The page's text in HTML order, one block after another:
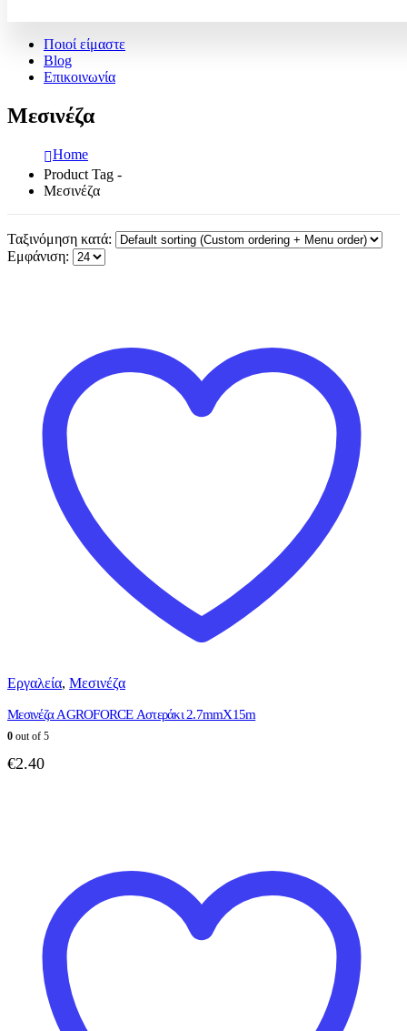
Ποιοί είμαστε
Blog
Επικοινωνία
Μεσινέζα
Home
Product Tag -
Μεσινέζα
Ταξινόμηση κατά:
Εμφάνιση:
Εργαλεία, Μεσινέζα
Μεσινέζα AGROFORCE Αστεράκι 2.7mmX15m
0 out of 5
€2.40